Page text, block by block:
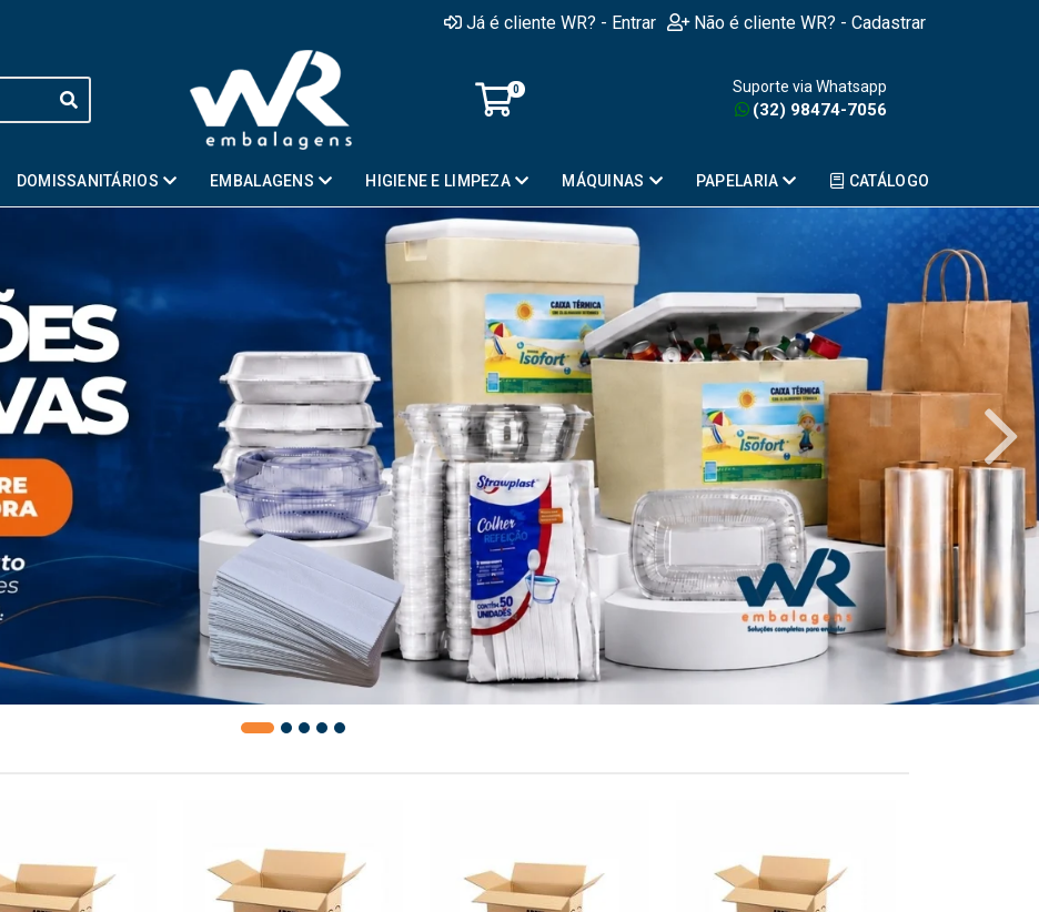
Já é cliente WR? - Entrar Não é cliente WR? - Cadastrar
0 Suporte via Whatsapp
(32) 98474-7056
DOMISSANITÁRIOS EMBALAGENS HIGIENE E LIMPEZA MÁQUINAS PAPELARIA CATÁLOGO